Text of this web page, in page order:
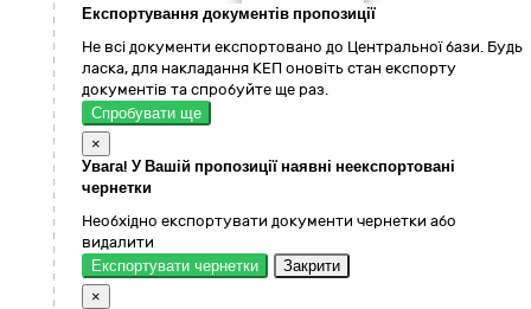
Експортування документів пропозиції
Не всі документи експортовано до Центральної бази. Будь
ласка, для накладання КЕП оновіть стан експорту
документів та спробуйте ще раз.
Спробувати ще
×
Увага! У Вашій пропозиції наявні неекспортовані
чернетки
Необхідно експортувати документи чернетки або
видалити
Експортувати чернетки
Закрити
×